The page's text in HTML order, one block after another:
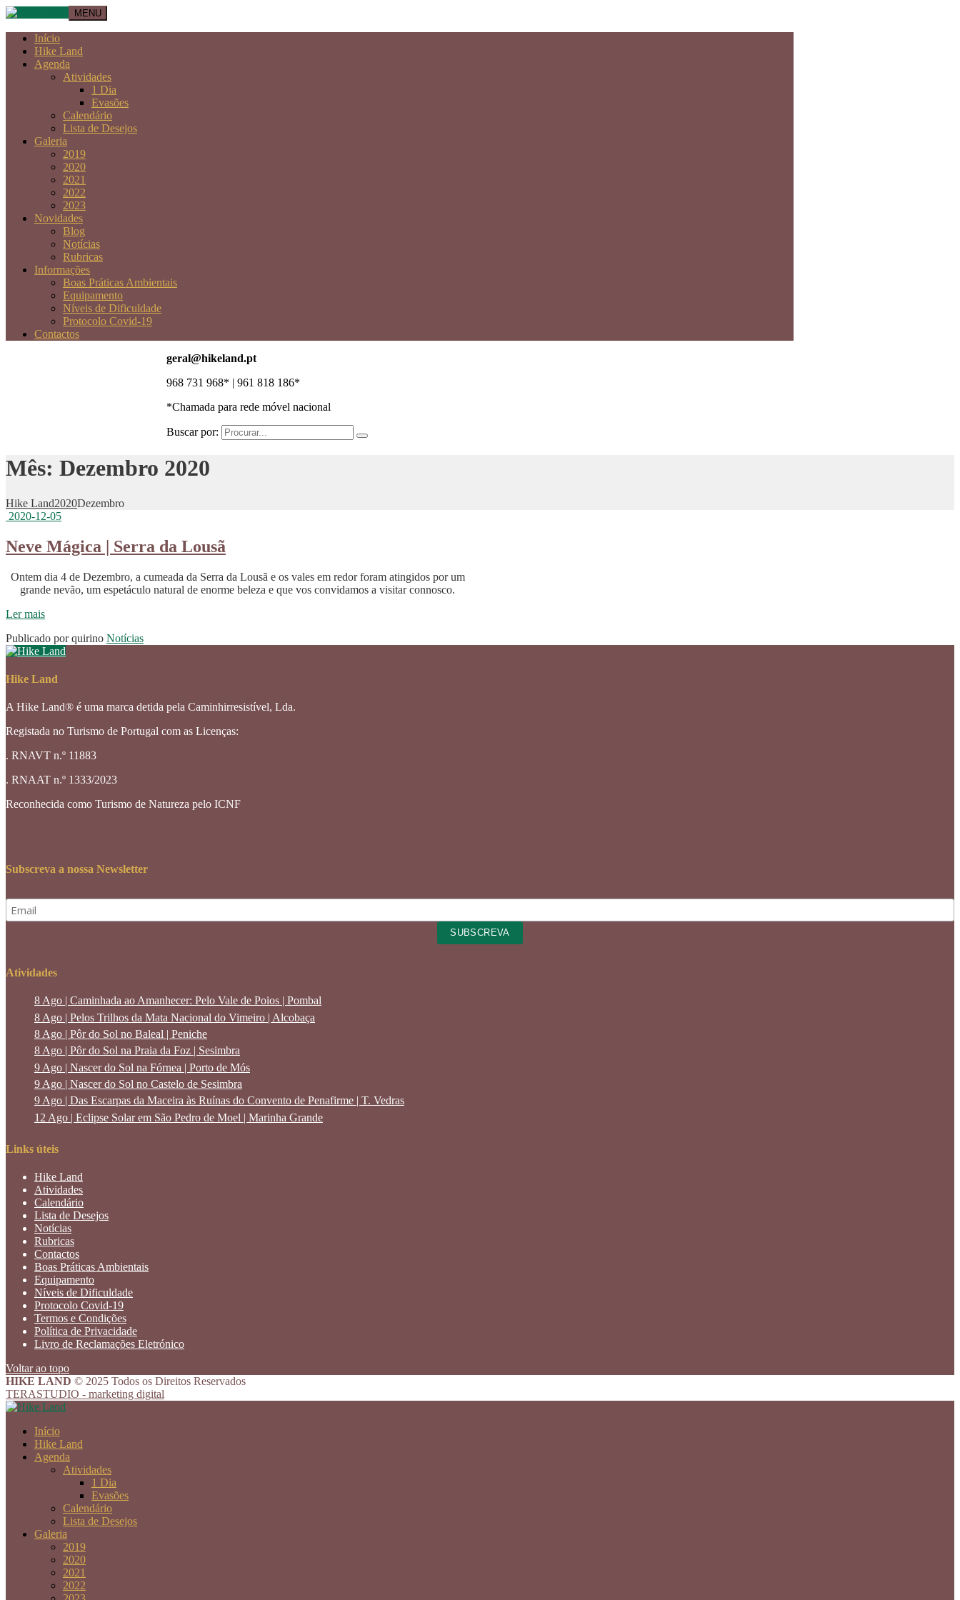
MENU
Início
Hike Land
Agenda
Atividades
1 Dia
Evasões
Calendário
Lista de Desejos
Galeria
2019
2020
2021
2022
2023
Novidades
Blog
Notícias
Rubricas
Informações
Boas Práticas Ambientais
Equipamento
Níveis de Dificuldade
Protocolo Covid-19
Contactos
geral@hikeland.pt
968 731 968* | 961 818 186*
*Chamada para rede móvel nacional
Buscar por:
Mês: Dezembro 2020
Hike Land2020Dezembro
2020-12-05
Neve Mágica | Serra da Lousã
Ontem dia 4 de Dezembro, a cumeada da Serra da Lousã e os vales em redor foram atingidos por um
grande nevão, um espetáculo natural de enorme beleza e que vos convidamos a visitar connosco.
Ler mais
Publicado porquirino Notícias
Hike Land
A Hike Land® é uma marca detida pela Caminhirresistível, Lda.
Registada no Turismo de Portugal com as Licenças:
. RNAVT n.º 11883
. RNAAT n.º 1333/2023
Reconhecida como Turismo de Natureza pelo ICNF
Subscreva a nossa Newsletter
Atividades
8 Ago | Caminhada ao Amanhecer: Pelo Vale de Poios | Pombal
8 Ago | Pelos Trilhos da Mata Nacional do Vimeiro | Alcobaça
8 Ago | Pôr do Sol no Baleal | Peniche
8 Ago | Pôr do Sol na Praia da Foz | Sesimbra
9 Ago | Nascer do Sol na Fórnea | Porto de Mós
9 Ago | Nascer do Sol no Castelo de Sesimbra
9 Ago | Das Escarpas da Maceira às Ruínas do Convento de Penafirme | T. Vedras
12 Ago | Eclipse Solar em São Pedro de Moel | Marinha Grande
Links úteis
Hike Land
Atividades
Calendário
Lista de Desejos
Notícias
Rubricas
Contactos
Boas Práticas Ambientais
Equipamento
Níveis de Dificuldade
Protocolo Covid-19
Termos e Condições
Política de Privacidade
Livro de Reclamações Eletrónico
Voltar ao topo
HIKE LAND © 2025 Todos os Direitos Reservados
TERASTUDIO - marketing digital
Início
Hike Land
Agenda
Atividades
1 Dia
Evasões
Calendário
Lista de Desejos
Galeria
2019
2020
2021
2022